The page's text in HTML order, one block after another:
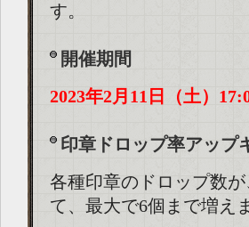
す。
開催期間
2023年2月11日（土）
印章ドロップ率アップ
各種印章のドロップ数
て、最大で6個まで増え